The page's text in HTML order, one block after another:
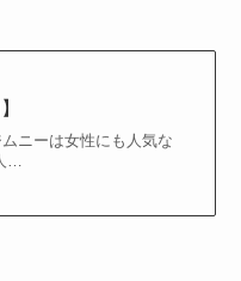
ニーは女性にも人気な
…